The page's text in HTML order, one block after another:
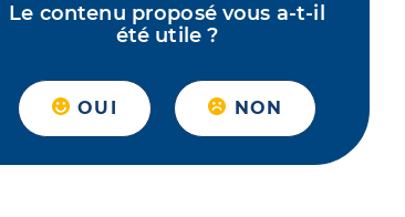
Le contenu proposé vous a-t-il
été utile ?
OUI NON